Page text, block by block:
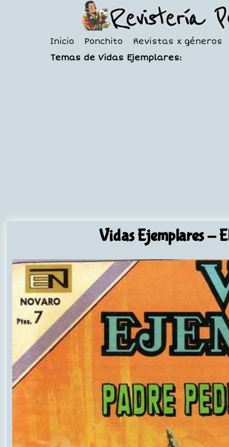
Inicio Ponchito
Revistas x géneros
Temas de Vidas Ejemplares:
Vidas Ejemplares- El